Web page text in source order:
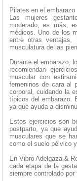
Pilates en el embarazo
Las mujeres
moderado, es más,
médicos. Uno de los
entre otras ventajas,
musculatura de las
Durante el embarazo,
recomiendan
muscular con
femeninos de cara al
corporal, cuidando la
típicos del embarazo.
ya que ayuda a
Estos ejercicios son
postparto, ya que
musculares que se
como el suelo pélvico
En Vibro Adelgaza &
cada etapa de la
siempre controlado por